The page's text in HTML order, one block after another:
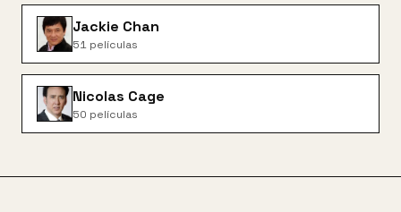
Jackie Chan
51 películas
Nicolas Cage
50 películas